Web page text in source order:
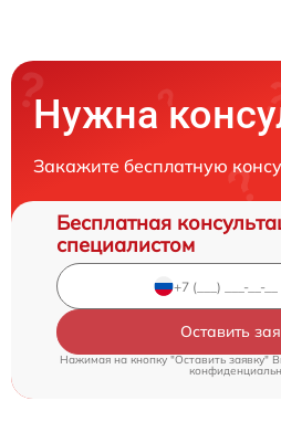
Нужна
Закажите бесплатную
Бесплатная
специалистом
Оставить
Нажимая на кнопку "Оставить заявку"